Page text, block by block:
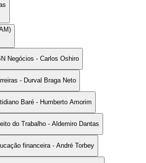
Negócios - Carlos Oshiro
- Durval Braga Neto
Baré - Humberto Amorim
do Trabalho - Aldemiro Dantas
financeira - André Torbey